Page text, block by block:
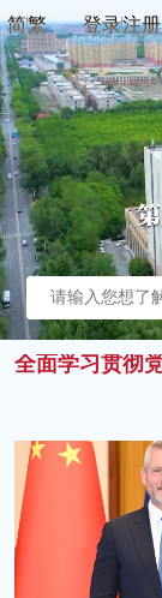
简繁 登录注册
学习贯彻党的
学习贯彻党的